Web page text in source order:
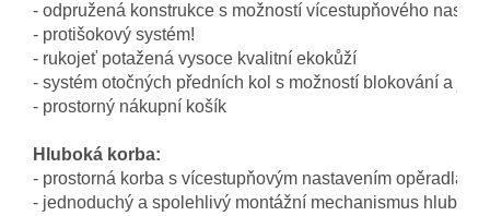
- odpružená konstrukce s možností vícestupňového
- protišokový systém!
- rukojeť potažená vysoce kvalitní ekokůží
- systém otočných předních kol s možností blokování a
- prostorný nákupní košík
Hluboká korba:
- prostorná korba s vícestupňovým nastavením opěradla a
- jednoduchý a spolehlivý montážní mechanismus hluboké